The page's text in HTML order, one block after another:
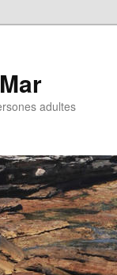
adultes